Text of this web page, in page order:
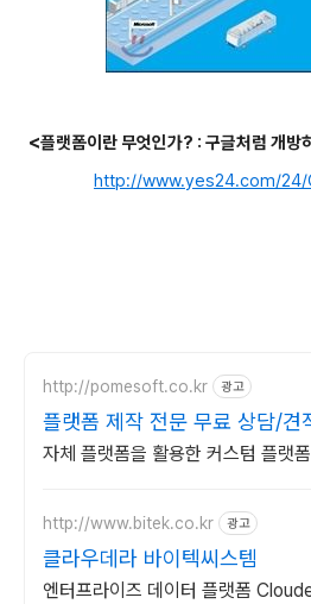
<플랫폼이란 무엇인가? : 구글처럼 개방
http://www.yes24.com/
http://pomesoft.co.kr 광고
플랫폼 제작 전문 무료 상담/견
자체 플랫폼을 활용한 커스텀 플랫
http://www.bitek.co.kr 광고
클라우데라 바이텍씨스템
엔터프라이즈 데이터 플랫폼